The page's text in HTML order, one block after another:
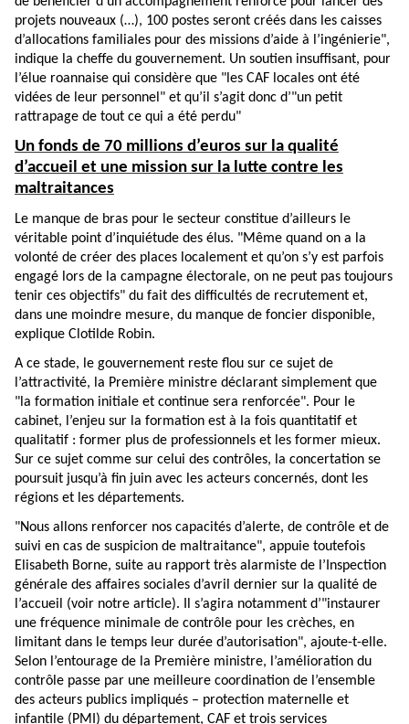
projets nouveaux (…), 100 postes seront créés dans les caisses
d’allocations familiales pour des missions d’aide à l’ingénierie",
indique la cheffe du gouvernement. Un soutien insuffisant, pour
l’élue roannaise qui considère que "les CAF locales ont été
vidées de leur personnel" et qu’il s’agit donc d’"un petit
rattrapage de tout ce qui a été perdu"
Un fonds de 70 millions d’euros sur la qualité
d’accueil et une mission sur la lutte contre les
maltraitances
Le manque de bras pour le secteur constitue d’ailleurs le
véritable point d’inquiétude des élus. "Même quand on a la
volonté de créer des places localement et qu’on s’y est parfois
engagé lors de la campagne électorale, on ne peut pas toujours
tenir ces objectifs" du fait des difficultés de recrutement et,
dans une moindre mesure, du manque de foncier disponible,
explique Clotilde Robin.
A ce stade, le gouvernement reste flou sur ce sujet de
l’attractivité, la Première ministre déclarant simplement que
"la formation initiale et continue sera renforcée". Pour le
cabinet, l’enjeu sur la formation est à la fois quantitatif et
qualitatif : former plus de professionnels et les former mieux.
Sur ce sujet comme sur celui des contrôles, la concertation se
poursuit jusqu’à fin juin avec les acteurs concernés, dont les
régions et les départements.
"Nous allons renforcer nos capacités d’alerte, de contrôle et de
suivi en cas de suspicion de maltraitance", appuie toutefois
Elisabeth Borne, suite au rapport très alarmiste de l’Inspection
générale des affaires sociales d’avril dernier sur la qualité de
l’accueil (voir notre article). Il s’agira notamment d’"instaurer
une fréquence minimale de contrôle pour les crèches, en
limitant dans le temps leur durée d’autorisation", ajoute-t-elle.
Selon l’entourage de la Première ministre, l’amélioration du
contrôle passe par une meilleure coordination de l’ensemble
des acteurs publics impliqués – protection maternelle et
infantile (PMI) du département, CAF et trois services